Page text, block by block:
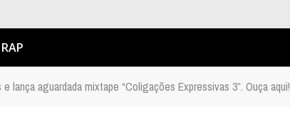
lança aguardada mixtape “Coligações Expressivas 3”. Ouça aqui!